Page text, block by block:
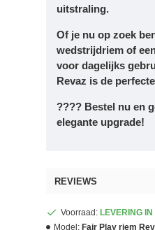
uitstraling.
Of je nu op zoek
wedstrijdriem of
voor dagelijks
Revaz is de
???? Bestel nu en
elegante upgrade!
REVIEWS
Voorraad: LEVERING
Model: Fair Play riem